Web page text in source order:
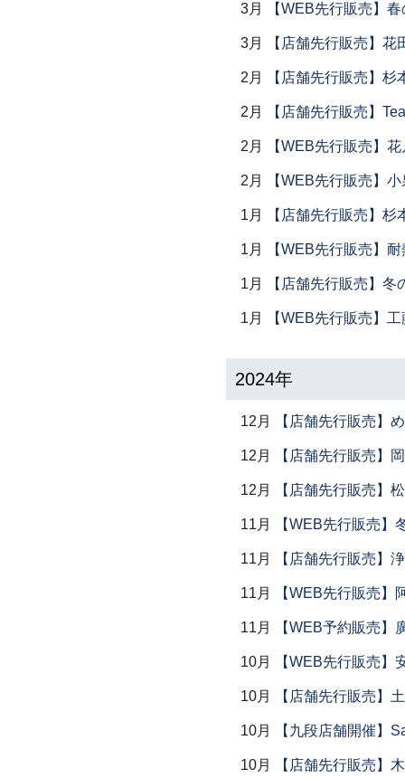
3月 【WEB先行販売】
3月 【店舗先行販売】
2月 【店舗先行販売】
2月 【店舗先行販売】
2月 【WEB先行販売】
2月 【WEB先行販売】
1月 【店舗先行販売】
1月 【WEB先行販売】
1月 【店舗先行販売】冬
1月 【WEB先行販売】
2024年
12月 【店舗先行販売】
12月 【店舗先行販売】
12月 【店舗先行販売】
11月 【WEB先行販売】
11月 【店舗先行販売】
11月 【WEB先行販売】
11月 【WEB予約販売】
10月 【WEB先行販売】
10月 【店舗先行販売】
10月 【九段店舗開催】
10月 【店舗先行販売】